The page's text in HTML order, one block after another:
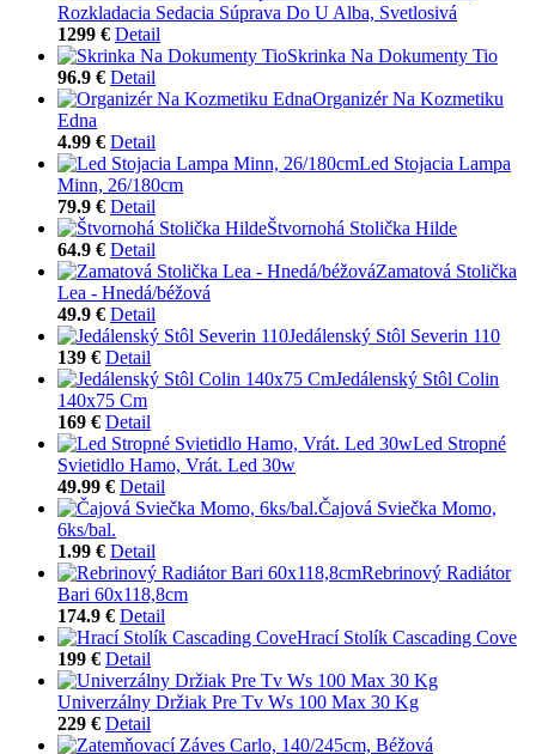
Rozkladacia Sedacia Súprava Do U Alba, Svetlosivá
1299 € Detail
Skrinka Na Dokumenty Tio
96.9 € Detail
Organizér Na Kozmetiku
Edna
4.99 € Detail
Led Stojacia Lampa
Minn, 26/180cm
79.9 € Detail
Štvornohá Stolička Hilde
64.9 € Detail
Zamatová Stolička
Lea - Hnedá/béžová
49.9 € Detail
Jedálenský Stôl Severin 110
139 € Detail
Jedálenský Stôl Colin
140x75 Cm
169 € Detail
Led Stropné
Svietidlo Hamo, Vrát. Led 30w
49.99 € Detail
Čajová Sviečka Momo,
6ks/bal.
1.99 € Detail
Rebrinový Radiátor
Bari 60x118,8cm
174.9 € Detail
Hrací Stolík Cascading Cove
199 € Detail
Univerzálny Držiak Pre Tv Ws 100 Max 30 Kg
229 € Detail